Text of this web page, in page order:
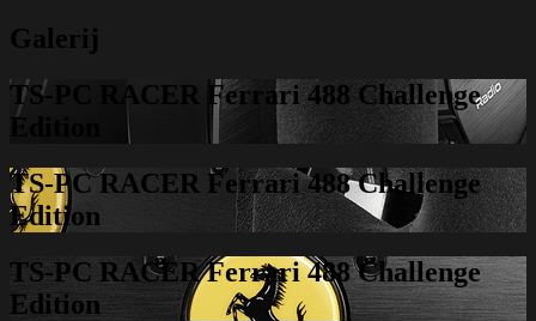
Galerij
TS-PC RACER Ferrari 488 Challenge
Edition
TS-PC RACER Ferrari 488 Challenge
Edition
TS-PC RACER Ferrari 488 Challenge
Edition